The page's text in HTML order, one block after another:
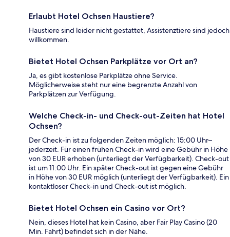
Erlaubt Hotel Ochsen Haustiere?
Haustiere sind leider nicht gestattet, Assistenztiere sind jedoch
willkommen.
Bietet Hotel Ochsen Parkplätze vor Ort an?
Ja, es gibt kostenlose Parkplätze ohne Service.
Möglicherweise steht nur eine begrenzte Anzahl von
Parkplätzen zur Verfügung.
Welche Check-in- und Check-out-Zeiten hat Hotel
Ochsen?
Der Check-in ist zu folgenden Zeiten möglich: 15:00 Uhr–
jederzeit. Für einen frühen Check-in wird eine Gebühr in Höhe
von 30 EUR erhoben (unterliegt der Verfügbarkeit). Check-out
ist um 11:00 Uhr. Ein später Check-out ist gegen eine Gebühr
in Höhe von 30 EUR möglich (unterliegt der Verfügbarkeit). Ein
kontaktloser Check-in und Check-out ist möglich.
Bietet Hotel Ochsen ein Casino vor Ort?
Nein, dieses Hotel hat kein Casino, aber Fair Play Casino (20
Min. Fahrt) befindet sich in der Nähe.